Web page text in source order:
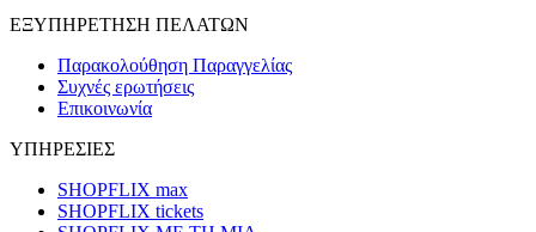
ΕΞΥΠΗΡΕΤΗΣΗ ΠΕΛΑΤΩΝ
Παρακολούθηση Παραγγελίας
Συχνές ερωτήσεις
Επικοινωνία
ΥΠΗΡΕΣΙΕΣ
SHOPFLIX max
SHOPFLIX tickets